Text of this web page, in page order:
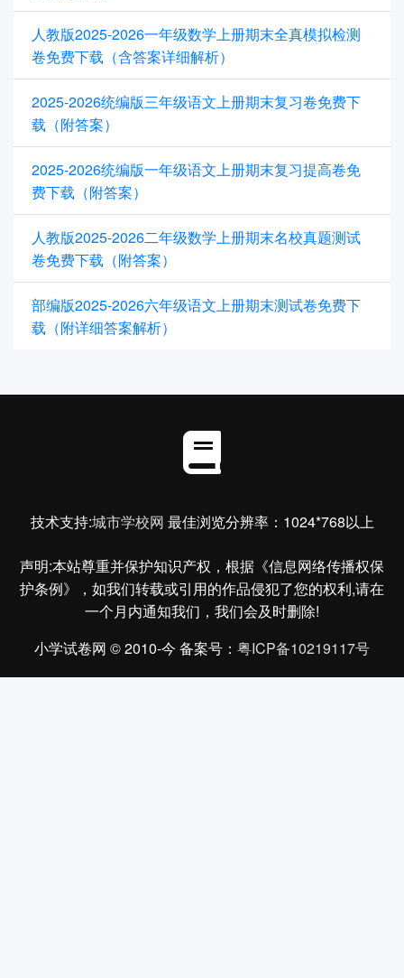
人教版2025-2026一年级数学上册期末全真模拟检测
卷免费下载（含答案详细解析）
2025-2026统编版三年级语文上册期末复习卷免费下
载（附答案）
2025-2026统编版一年级语文上册期末复习提高卷免
费下载（附答案）
人教版2025-2026二年级数学上册期末名校真题测试
卷免费下载（附答案）
部编版2025-2026六年级语文上册期末测试卷免费下
载（附详细答案解析）
技术支持:城市学校网 最佳浏览分辨率：1024*768以上
声明:本站尊重并保护知识产权，根据《信息网络传播权保
护条例》，如我们转载或引用的作品侵犯了您的权利,请在
一个月内通知我们，我们会及时删除!
小学试卷网 © 2010-今 备案号： 粤ICP备10219117号